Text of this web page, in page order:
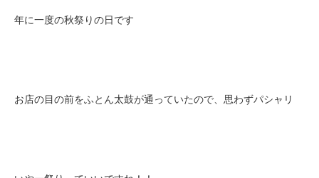
年に一度の秋祭りの日です
お店の目の前をふとん太鼓が通っていたので、思わずパシャリ